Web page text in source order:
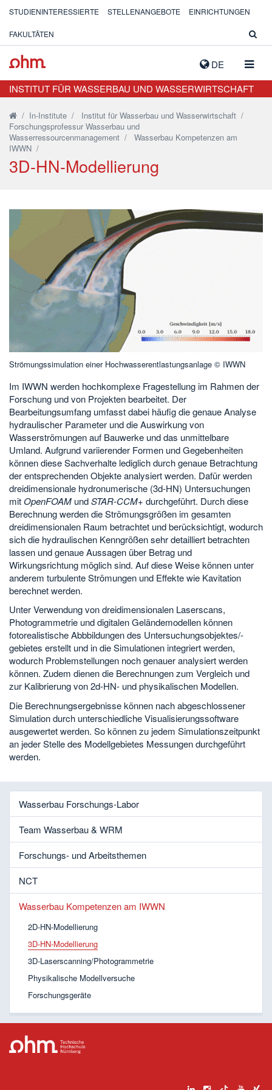
DE
STUDIENINTERESSIERTE STELLENANGEBOTE EINRICHTUNGEN
FAKULTÄTEN
INSTITUT FÜR WASSERBAU UND WASSERWIRTSCHAFT
/ In-Institute / Institut für Wasserbau und Wasserwirtschaft /
Forschungsprofessur Wasserbau und
Wasserressourcenmanagement / Wasserbau Kompetenzen am
IWWN /
3D-HN-Modellierung
Strömungssimulation einer Hochwasserentlastungsanlage © IWWN
Im IWWN werden hochkomplexe Fragestellung im Rahmen der
Forschung und von Projekten bearbeitet. Der
Bearbeitungsumfang umfasst dabei häufig die genaue Analyse
hydraulischer Parameter und die Auswirkung von
Wasserströmungen auf Bauwerke und das unmittelbare
Umland. Aufgrund variierender Formen und Gegebenheiten
können diese Sachverhalte lediglich durch genaue Betrachtung
der entsprechenden Objekte analysiert werden. Dafür werden
dreidimensionale hydronumerische (3d-HN) Untersuchungen
mitOpenFOAM undSTAR-CCM+ durchgeführt. Durch diese
Berechnung werden die Strömungsgrößen im gesamten
dreidimensionalen Raum betrachtet und berücksichtigt, wodurch
sich die hydraulischen Kenngrößen sehr detailliert betrachten
lassen und genaue Aussagen über Betrag und
Wirkungsrichtung möglich sind. Auf diese Weise können unter
anderem turbulente Strömungen und Effekte wie Kavitation
berechnet werden.
Unter Verwendung von dreidimensionalen Laserscans,
Photogrammetrie und digitalen Geländemodellen können
fotorealistische Abbbildungen des Untersuchungsobjektes/-
gebietes erstellt und in die Simulationen integriert werden,
wodurch Problemstellungen noch genauer analysiert werden
können. Zudem dienen die Berechnungen zum Vergleich und
zur Kalibrierung von 2d-HN- und physikalischen Modellen.
Die Berechnungsergebnisse können nach abgeschlossener
Simulation durch unterschiedliche Visualisierungssoftware
ausgewertet werden. So können zu jedem Simulationszeitpunkt
an jeder Stelle des Modellgebietes Messungen durchgeführt
werden.
Wasserbau Forschungs-Labor
Team Wasserbau & WRM
Forschungs- und Arbeitsthemen
NCT
Wasserbau Kompetenzen am IWWN
2D-HN-Modellierung
3D-HN-Modellierung
3D-Laserscanning/Photogrammetrie
Physikalische Modellversuche
Forschungsgeräte